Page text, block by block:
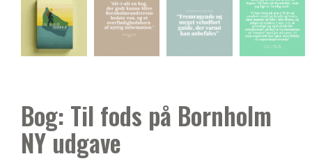
Bog: Til fods på Bornholm
NY udgave